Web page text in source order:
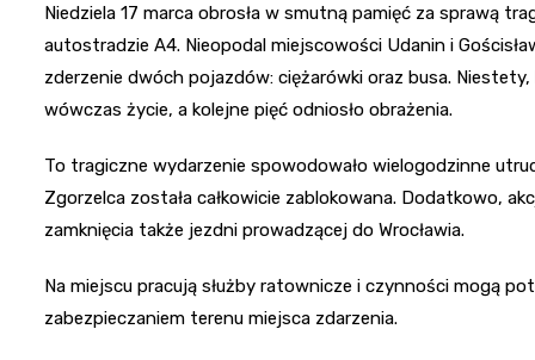
Niedziela 17 marca obrosła w smutną pamięć za sprawą
autostradzie A4. Nieopodal miejscowości Udanin i
zderzenie dwóch pojazdów: ciężarówki oraz busa.
wówczas życie, a kolejne pięć odniosło obrażenia.
To tragiczne wydarzenie spowodowało wielogodzinne
Zgorzelca została całkowicie zablokowana. Dodatkowo,
zamknięcia także jezdni prowadzącej do Wrocławia.
Na miejscu pracują służby ratownicze i czynności mogą
zabezpieczaniem terenu miejsca zdarzenia.